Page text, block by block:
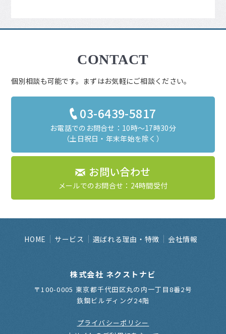
CONTACT
個別相談も可能です。まずはお気軽にご相談ください。
03-6439-5817
お電話でのお問合せ：10時～17時30分
（土日祝日・年末年始を除く）
お問い合わせ
メールでのお問合せ：24時間受付
HOME サービス 選ばれる理由・特徴 会社情報
株式会社 ネクストナビ
〒100-0005 東京都千代田区丸の内一丁目8番2号
鉃鋼ビルディング24階
プライバシーポリシー